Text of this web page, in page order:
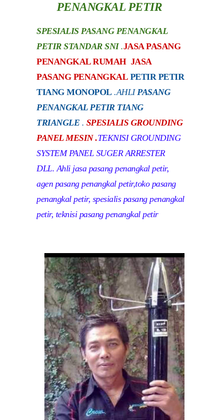
PENANGKAL PETIR
SPESIALIS PASANG PENANGKAL
PETIR STANDAR SNI.JASA PASANG
PENANGKAL RUMAH JASA
PASANG PENANGKAL PETIR PETIR
TIANG MONOPOL.AHLIPASANG
PENANGKAL PETIR TIANG
TRIANGLE . SPESIALIS GROUNDING
PANEL MESIN .TEKNISI GROUNDING
SYSTEM PANEL SUGER ARRESTER
DLL. Ahli jasa pasang penangkal petir,
agen pasang penangkal petir,toko pasang
penangkal petir, spesialis pasang penangkal
petir, teknisi pasang penangkal petir